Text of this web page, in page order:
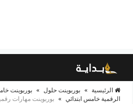
الرئيسية » بوربوينت حلول » بوربوينت
الرقمية خامس ابتدائي » بوربوينت مهارات